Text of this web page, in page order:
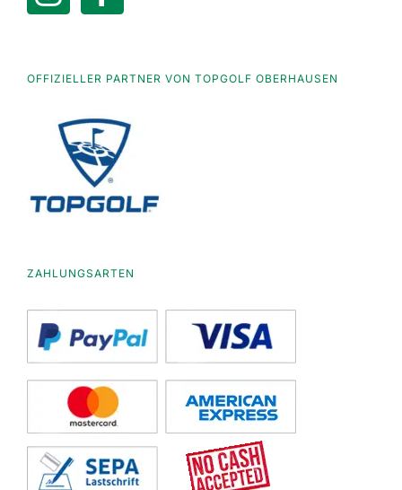
OFFIZIELLER PARTNER VON TOPGOLF OBERHAUSEN
ZAHLUNGSARTEN